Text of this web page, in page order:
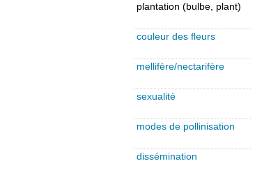
plantation (bulbe, plant)
couleur des fleurs
mellifère/nectarifère
sexualité
modes de pollinisation
dissémination